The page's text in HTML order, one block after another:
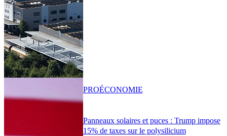
Panneaux solaires et puces : Trump impose
15% de taxes sur le polysilicium
PROÉCONOMIE